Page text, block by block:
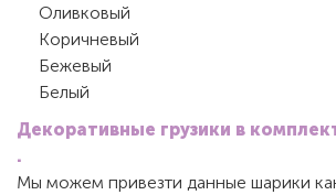
Оливковый
Коричневый
Бежевый
Белый
Декоративные грузики в
.
Мы можем привезти данные шарики